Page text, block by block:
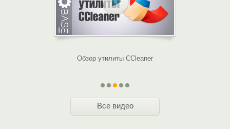
Обзор утилиты CCleaner
Все видео